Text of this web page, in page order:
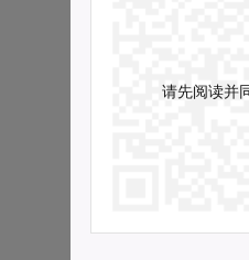
请先阅读并